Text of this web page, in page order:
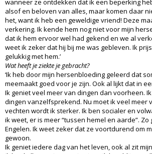
wanneer ze ontdekken dat ik een beperking
alsof en beloven van alles, maar komen daar
het, want ik heb een geweldige vriend! Deze
verkering. Ik kende hem nog niet voor mijn
dat ik hem ervoor wel had gekend en we al
weet ik zeker dat hij bij me was gebleven. Ik
gelukkig met hem.’
Wat heeft je ziekte je gebracht?
‘Ik heb door mijn hersenbloeding geleerd dat
meemaakt goed voor je zijn. Ook al lijkt dat in
Ik geniet veel meer van dingen dan voorheen.
dingen vanzelfsprekend. Nu moet ik veel meer
vechten wordt ik sterker. Ik ben socialer en
ik weet, er is meer “tussen hemel en aarde”.
Engelen. Ik weet zeker dat ze voortdurend om
gewoon.
Ik geniet iedere dag van het leven, ook al zit